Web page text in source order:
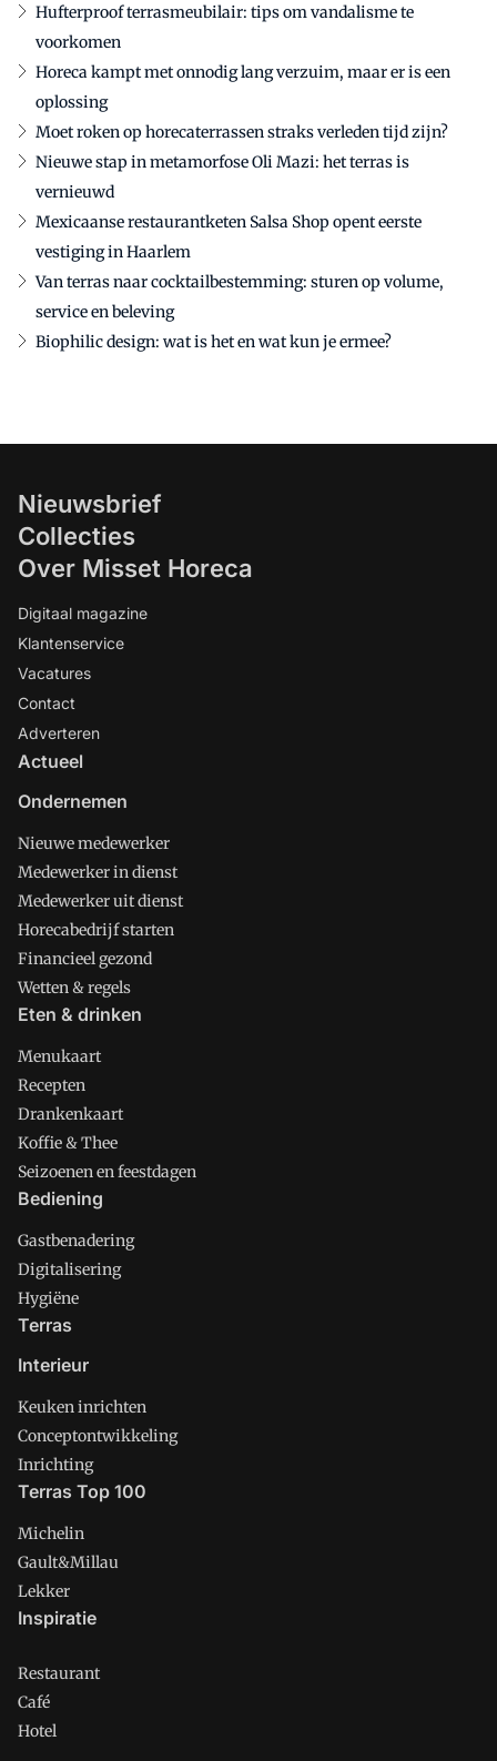
Hufterproof terrasmeubilair: tips om vandalisme te
voorkomen
Horeca kampt met onnodig lang verzuim, maar er is een
oplossing
Moet roken op horecaterrassen straks verleden tijd zijn?
Nieuwe stap in metamorfose Oli Mazi: het terras is
vernieuwd
Mexicaanse restaurantketen Salsa Shop opent eerste
vestiging in Haarlem
Van terras naar cocktailbestemming: sturen op volume,
service en beleving
Biophilic design: wat is het en wat kun je ermee?
Nieuwsbrief
Collecties
Over Misset Horeca
Digitaal magazine
Klantenservice
Vacatures
Contact
Adverteren
Actueel
Ondernemen
Nieuwe medewerker
Medewerker in dienst
Medewerker uit dienst
Horecabedrijf starten
Financieel gezond
Wetten & regels
Eten & drinken
Menukaart
Recepten
Drankenkaart
Koffie & Thee
Seizoenen en feestdagen
Bediening
Gastbenadering
Digitalisering
Hygiëne
Terras
Interieur
Keuken inrichten
Conceptontwikkeling
Inrichting
Terras Top 100
Michelin
Gault&Millau
Lekker
Inspiratie
Restaurant
Café
Hotel